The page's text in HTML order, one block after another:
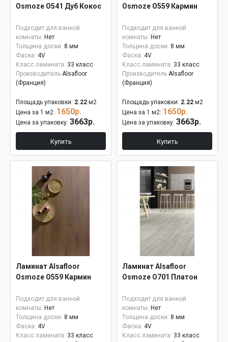
Osmoze O541 Дуб Кокос
Подходит для ванной
комнаты: Нет
Толщина доски: 8 мм
Фаска: 4V
Класс ламината: 33 класс
Производитель Alsafloor
(Франция)
Площадь упаковки: 2.22 м2
Цена за 1 м2: 1650р.
Цена за упаковку: 3663р.
Купить
Osmoze О559 Кармин
Подходит для ванной
комнаты: Нет
Толщина доски: 8 мм
Фаска: 4V
Класс ламината: 33 класс
Производитель Alsafloor
(Франция)
Площадь упаковки: 2.22 м2
Цена за 1 м2: 1650р.
Цена за упаковку: 3663р.
Купить
Ламинат Alsafloor
Osmoze О559 Кармин
Подходит для ванной
комнаты: Нет
Толщина доски: 8 мм
Фаска: 4V
Класс ламината: 33 класс
Ламинат Alsafloor
Osmoze О701 Платон
Подходит для ванной
комнаты: Нет
Толщина доски: 8 мм
Фаска: 4V
Класс ламината: 33 класс